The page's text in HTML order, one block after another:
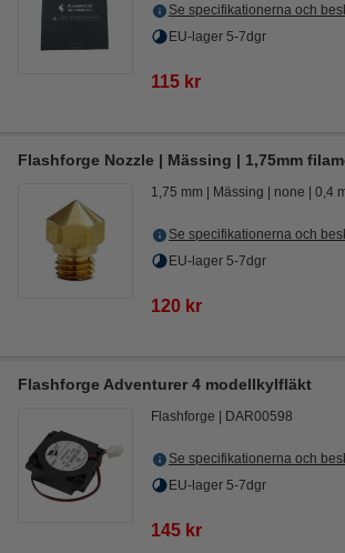
Se specifikationerna och
EU-lager 5-7dgr
115 kr
Flashforge Nozzle | Mässing | 1,75mm
1,75 mm Mässing none 0,4
Se specifikationerna och
EU-lager 5-7dgr
120 kr
Flashforge Adventurer 4 modellkylfläkt
Flashforge DAR00598
Se specifikationerna och
EU-lager 5-7dgr
145 kr